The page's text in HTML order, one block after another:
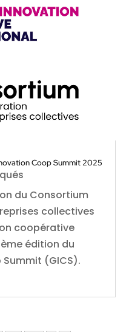
Coop Summit 2025
du Consortium
collectives
coopérative
édition du
(GICS).